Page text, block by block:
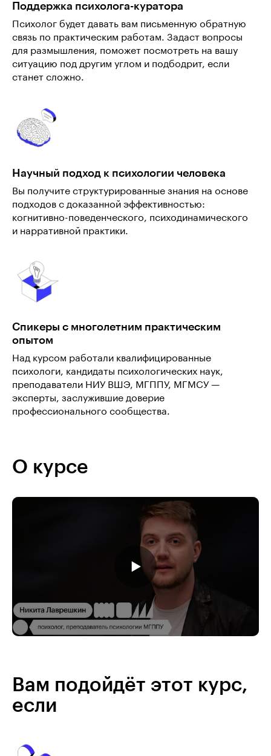
Поддержка психолога-куратора
Психолог будет давать вам письменную обратную
связь по практическим работам. Задаст вопросы
для размышления, поможет посмотреть на вашу
ситуацию под другим углом и подбодрит, если
станет сложно.
Научный подход к психологии человека
Вы получите структурированные знания на основе
подходов с доказанной эффективностью:
когнитивно-поведенческого, психодинамического
и нарративной практики.
Спикеры с многолетним практическим
опытом
Над курсом работали квалифицированные
психологи, кандидаты психологических наук,
преподаватели НИУ ВШЭ, МГППУ, МГМСУ —
эксперты, заслужившие доверие
профессионального сообщества.
О курсе
Вам подойдёт этот курс,
если